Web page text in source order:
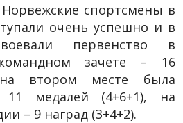
спортсмены в
очень успешно и в
первенство в
зачете – 16
на втором месте была
медалей (4+6+1), на
– 9 наград (3+4+2).